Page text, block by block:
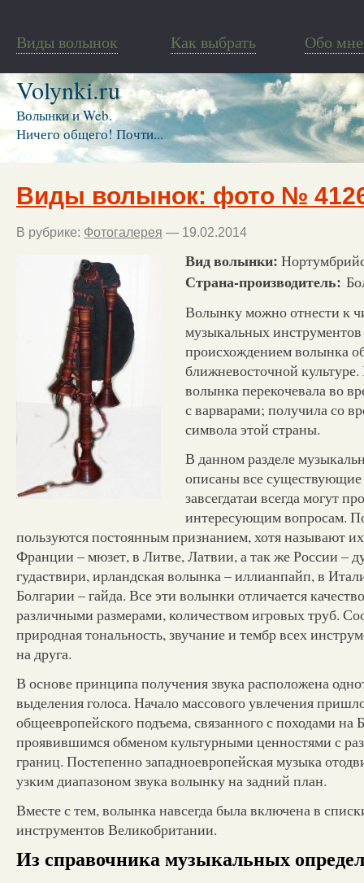
Виды волынок Как выбрать Обо мне
Volynki.ru
Волынки и Web.
Ничего общего! Почти...
Виды волынок: фото №
В рубрике: Фотогалерея — 19.02.2014
Вид волынки:
Страна-производитель:
Волынку можно отнести к
музыкальных
происхождением волынка
ближневосточной
волынка перекочевала во
с варварами; получила со
символа этой страны.
В данном разделе
описаны все
завсегдатаи всегда могут
интересующим вопросам.
пользуются постоянным признанием, хотя называют
Франции – мюзет, в Литве, Латвии, а так же России –
гудаствири, ирландская волынка – иллианпайп, в
Болгарии – гайда. Все эти волынки отличается
различными размерами, количеством игровых труб.
природная тональность, звучание и тембр всех
на друга.
В основе принципа получения звука расположена
выделения голоса. Начало массового увлечения
общеевропейского подъема, связанного с походами
проявившимся обменом культурными ценностями с
границ. Постепенно западноевропейская музыка
узким диапазоном звука волынку на задний план.
Вместе с тем, волынка навсегда была включена в
инструментов Великобритании.
Из справочника музыкальных